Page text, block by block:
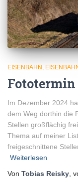
EISENBAHN
Im Dezember 2024
dem Weg dorthin die
Stellen großflächig
Thema auf meiner
freigeschnittene
Weiterlesen
Von Tobias Reisky ,